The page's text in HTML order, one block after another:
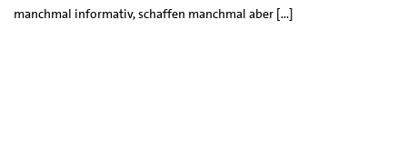
manchmal informativ, schaffen manchmal aber […]